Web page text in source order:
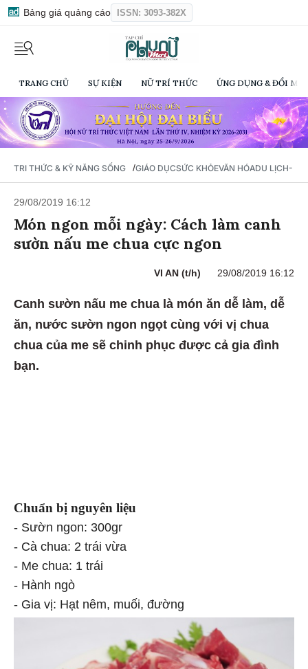
Bảng giá quảng cáo ISSN: 3093-382X
TRANG CHỦ SỰ KIỆN NỮ TRÍ THỨC ỨNG DỤNG & ĐỔI
TRI THỨC & KỸ NĂNG SỐNG /GIÁO DỤCSỨC KHỎEVĂN HÓADU LỊCH-
29/08/2019 16:12
Món ngon mỗi ngày: Cách làm canh
sườn nấu me chua cực ngon
VI AN (t/h) 29/08/2019 16:12
Canh sườn nấu me chua là món ăn dễ làm, dễ
ăn, nước sườn ngon ngọt cùng với vị chua
chua của me sẽ chinh phục được cả gia đình
bạn.
Chuẩn bị nguyên liệu
- Sườn ngon: 300gr
- Cà chua: 2 trái vừa
- Me chua: 1 trái
- Hành ngò
- Gia vị: Hạt nêm, muối, đường